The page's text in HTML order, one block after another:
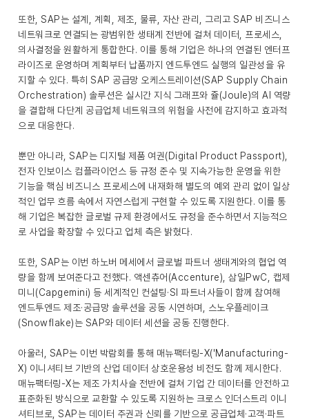
또한, SAP는 설계, 계획, 제조, 물류, 자산 관리, 그리고 SAP 비즈니스
네트워크로 연결되는 광범위한 생태계 전반에 걸쳐 데이터, 프로세스,
의사결정을 원활하게 통합한다. 이를 통해 기업은 하나의 연결된 엔터프
라이즈로 운영하며 계획부터 납품까지 엔드투엔드 실행의 일관성을 유
지할 수 있다. 특히 SAP 공급망 오케스트레이션(SAP Supply Chain
Orchestration) 솔루션은 실시간 지식 그래프와 쥴(Joule)의 AI 역량
을 결합해 다단계 공급업체 네트워크의 위험을 사전에 감지하고 효과적
으로 대응한다.
뿐만 아니라, SAP는 디지털 제품 여권(Digital Product Passport),
전자 인보이스 컴플라이언스 등 규정 준수 및 지속가능한 운영을 위한
기능을 핵심 비즈니스 프로세스에 내재화해 별도의 예외 관리 없이 일상
적인 업무 흐름 속에서 자연스럽게 구현할 수 있도록 지원한다. 이를 통
해 기업은 복잡한 글로벌 규제 환경에서도 규정을 준수하면서 지능적으
로 사업을 확장할 수 있다고 업체 측은 밝혔다.
또한, SAP는 이번 하노버 메세에서 글로벌 파트너 생태계와의 협업 역
량을 함께 보여준다고 전했다. 액센츄어(Accenture), 삼일PwC, 캡제
미니(Capgemini) 등 세계적인 컨설팅·SI 파트너사들이 함께 참여해
엔드투엔드 제조·공급망 솔루션을 공동 시연하며, 스노우플레이크
(Snowflake)는 SAP와 데이터 세션을 공동 진행한다.
아울러, SAP는 이번 박람회를 통해 매뉴팩터링-X('Manufacturing-
X) 이니셔티브 기반의 산업 데이터 상호운용성 비전도 함께 제시한다.
매뉴팩터링-X는 제조 가치사슬 전반에 걸쳐 기업 간 데이터를 안전하고
표준화된 방식으로 교환할 수 있도록 지원하는 크로스 인더스트리 이니
셔티브로, SAP는 데이터 주권과 신뢰를 기반으로 공급업체·고객·파트